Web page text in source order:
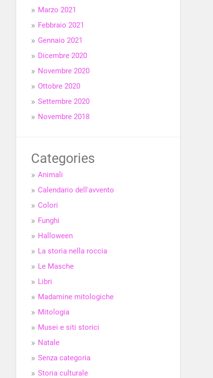
Marzo 2021
Febbraio 2021
Gennaio 2021
Dicembre 2020
Novembre 2020
Ottobre 2020
Settembre 2020
Novembre 2018
Categories
Animali
Calendario dell'avvento
Colori
Funghi
Halloween
La storia nella roccia
Le Masche
Libri
Madamine mitologiche
Mitologia
Musei e siti storici
Natale
Senza categoria
Storia culturale